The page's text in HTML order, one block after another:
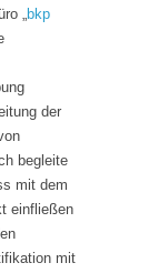
„bkp
der
begleite
mit dem
einfließen
mit